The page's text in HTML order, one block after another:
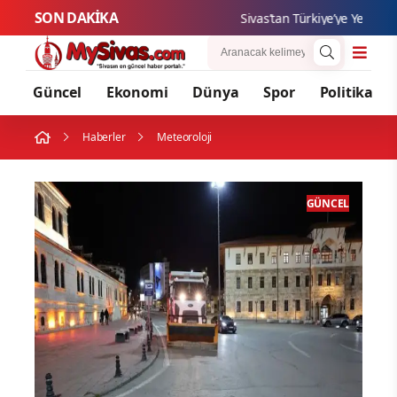
SON DAKİKA Sivas’tan Türkiye’ye Yeni
Güncel Ekonomi Dünya Spor Politika
Haberler Meteoroloji
GÜNCEL